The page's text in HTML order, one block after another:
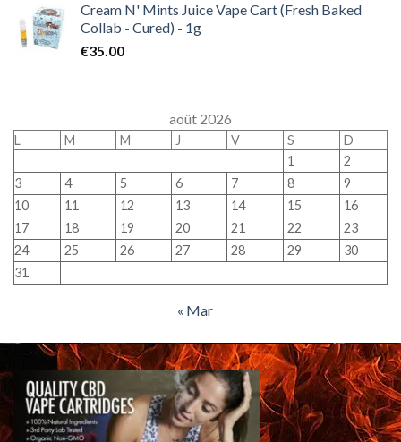
Cream N' Mints Juice Vape Cart (Fresh Baked
Collab - Cured) - 1g
€35.00
août 2026
L M M J V S
D
1
2
3
4 5 6 7 8
9
10
11 12 13 14 15
16
17
18 19 20 21 22
23
24
25 26 27 28 29
30
31
« Mar